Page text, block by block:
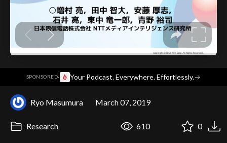
SPONSORED· Your Podcast. Everywhere. Effortlessly.→
Ryo Masumura March 07, 2019
Research 610 0